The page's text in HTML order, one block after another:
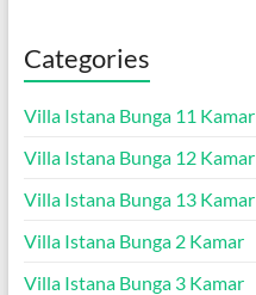
Categories
Villa Istana Bunga 11 Kamar
Villa Istana Bunga 12 Kamar
Villa Istana Bunga 13 Kamar
Villa Istana Bunga 2 Kamar
Villa Istana Bunga 3 Kamar